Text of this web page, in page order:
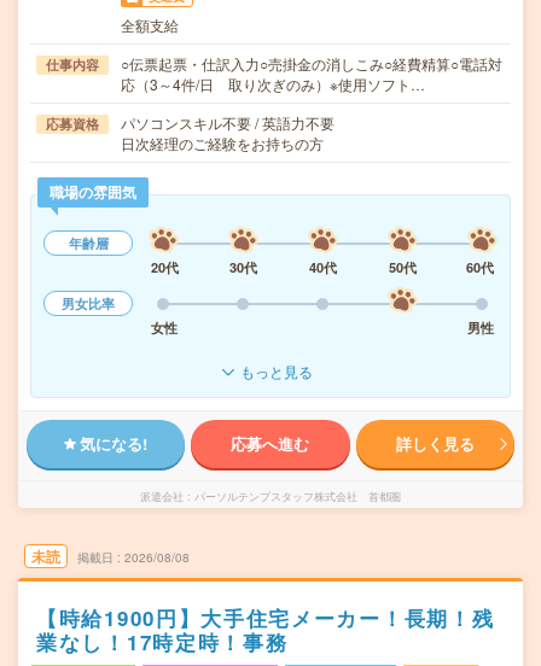
全額支給
仕事内容
○伝票起票・仕訳入力○売掛金の消しこみ○経費精算○電話対
応（3～4件/日 取り次ぎのみ）※使用ソフト…
応募資格
パソコンスキル不要 / 英語力不要
日次経理のご経験をお持ちの方
職場の雰囲気
年齢層
20代
30代 40代 50代
60代
男女比率
女性
男性
もっと見る
気になる! 応募へ進む 詳しく見る
派遣会社 パーソルテンプスタッフ株式会社 首都圏
未読 掲載日 2026/08/08
【時給1900円】大手住宅メーカー！長期！残
業なし！17時定時！事務